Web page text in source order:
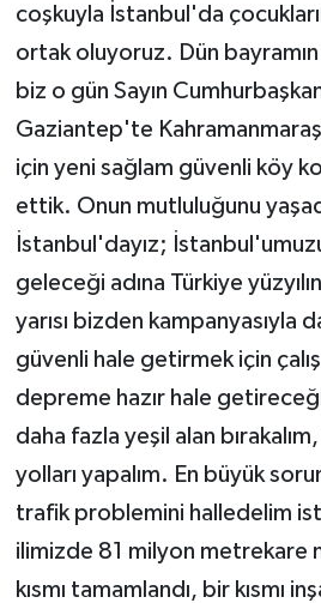
coşkuyla İstanbul'da
ortak oluyoruz. Dün
biz o gün Sayın
Gaziantep'te
için yeni sağlam güvenli köy
ettik. Onun mutluluğunu
İstanbul'dayız;
geleceği adına Türkiye
yarısı bizden kampanyasıyla
güvenli hale getirmek için
depreme hazır hale
daha fazla yeşil alan
yolları yapalım. En büyük
trafik problemini halledelim
ilimizde 81 milyon metrekare
kısmı tamamlandı, bir kısmı